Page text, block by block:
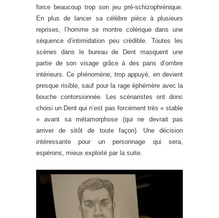
force beaucoup trop son jeu pré-schizophrénique.
En plus de lancer sa célèbre pièce à plusieurs
reprises, l’homme se montre colérique dans une
séquence d’intimidation peu crédible. Toutes les
scènes dans le bureau de Dent masquent une
partie de son visage grâce à des pans d’ombre
intérieurs. Ce phénomène, trop appuyé, en devient
presque risible, sauf pour la rage éphémère avec la
bouche contorsionnée. Les scénaristes ont donc
choisi un Dent qui n’est pas forcément très « stable
» avant sa métamorphose (qui ne devrait pas
arriver de sitôt de toute façon). Une décision
intéressante pour un personnage qui sera,
espérons, mieux exploité par la suite.